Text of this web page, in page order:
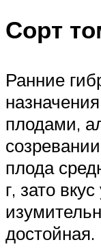
Сорт
Ранние
плодами,
плода
г, зато
достойная.